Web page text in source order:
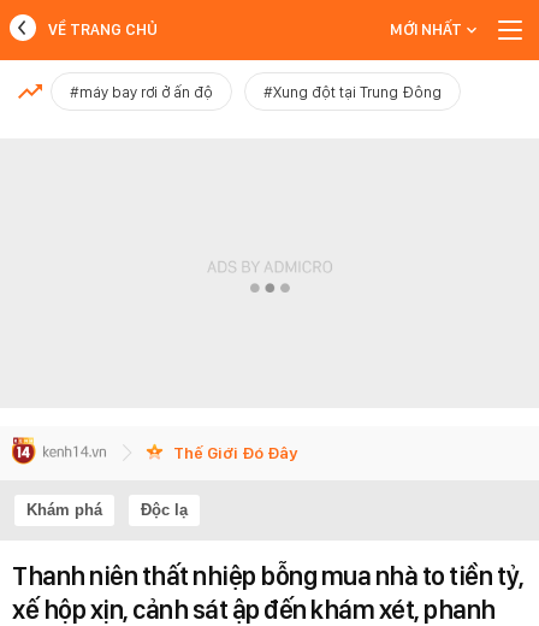
MỚI NHẤT
VỀ TRANG CHỦ MỚI NHẤT
#máy bay rơi ở ấn độ #Xung đột tại Trung Đông
Thế Giới Đó Đây
Khám phá Độc lạ
Thanh niên thất nhiệp bỗng mua nhà to tiền tỷ,
xế hộp xịn, cảnh sát ập đến khám xét, phanh